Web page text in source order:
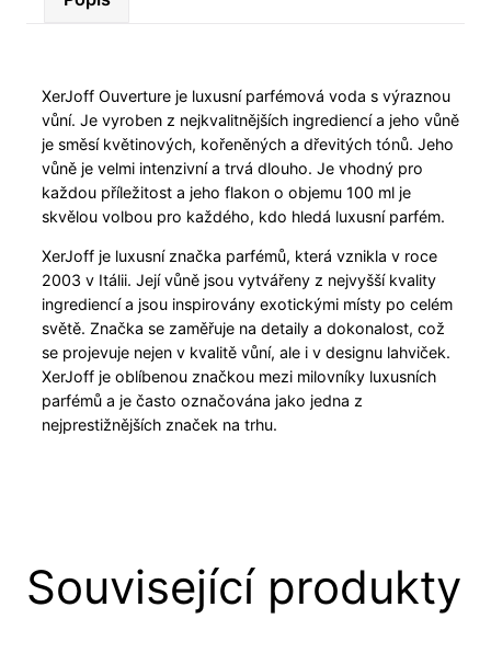
XerJoff Ouverture je luxusní parfémová voda s výraznou
vůní. Je vyroben z nejkvalitnějších ingrediencí a jeho vůně
je směsí květinových, kořeněných a dřevitých tónů. Jeho
vůně je velmi intenzivní a trvá dlouho. Je vhodný pro
každou příležitost a jeho flakon o objemu 100 ml je
skvělou volbou pro každého, kdo hledá luxusní parfém.
XerJoff je luxusní značka parfémů, která vznikla v roce
2003 v Itálii. Její vůně jsou vytvářeny z nejvyšší kvality
ingrediencí a jsou inspirovány exotickými místy po celém
světě. Značka se zaměřuje na detaily a dokonalost, což
se projevuje nejen v kvalitě vůní, ale i v designu lahviček.
XerJoff je oblíbenou značkou mezi milovníky luxusních
parfémů a je často označována jako jedna z
nejprestižnějších značek na trhu.
Související produkty